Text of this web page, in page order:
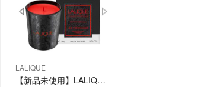
LALIQUE
【新品未使用】LALIQUE キャンドル スペシャルエディション ヴァンダンジュ